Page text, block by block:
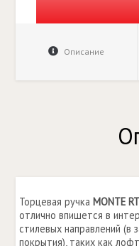
Описание
Торцевая ручка MONTE
отлично впишется в
стилевых направлений (в
покрытия), таких как